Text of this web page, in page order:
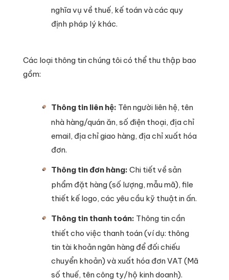
nghĩa vụ về thuế, kế toán và các quy
định pháp lý khác.
Các loại thông tin chúng tôi có thể thu thập bao
gồm:
Thông tin liên hệ: Tên người liên hệ, tên
nhà hàng/quán ăn, số điện thoại, địa chỉ
email, địa chỉ giao hàng, địa chỉ xuất hóa
đơn.
Thông tin đơn hàng: Chi tiết về sản
phẩm đặt hàng (số lượng, mẫu mã), file
thiết kế logo, các yêu cầu kỹ thuật in ấn.
Thông tin thanh toán: Thông tin cần
thiết cho việc thanh toán (ví dụ: thông
tin tài khoản ngân hàng để đối chiếu
chuyển khoản) và xuất hóa đơn VAT (Mã
số thuế, tên công ty/hộ kinh doanh).